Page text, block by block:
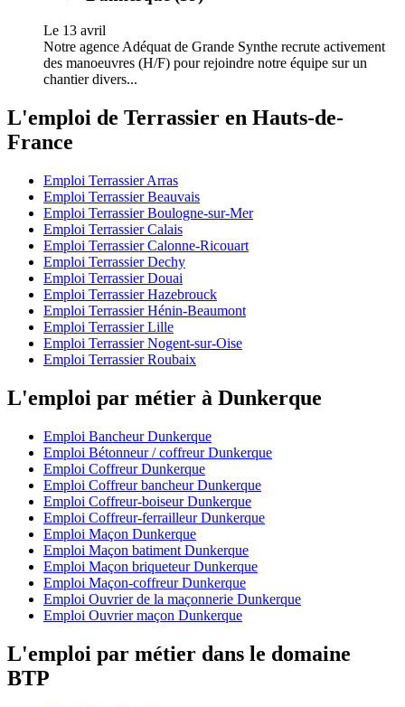
Le 13 avril
Notre agence Adéquat de Grande Synthe recrute activement
des manoeuvres (H/F) pour rejoindre notre équipe sur un
chantier divers...
L'emploi de Terrassier en Hauts-de-
France
Emploi Terrassier Arras
Emploi Terrassier Beauvais
Emploi Terrassier Boulogne-sur-Mer
Emploi Terrassier Calais
Emploi Terrassier Calonne-Ricouart
Emploi Terrassier Dechy
Emploi Terrassier Douai
Emploi Terrassier Hazebrouck
Emploi Terrassier Hénin-Beaumont
Emploi Terrassier Lille
Emploi Terrassier Nogent-sur-Oise
Emploi Terrassier Roubaix
L'emploi par métier à Dunkerque
Emploi Bancheur Dunkerque
Emploi Bétonneur / coffreur Dunkerque
Emploi Coffreur Dunkerque
Emploi Coffreur bancheur Dunkerque
Emploi Coffreur-boiseur Dunkerque
Emploi Coffreur-ferrailleur Dunkerque
Emploi Maçon Dunkerque
Emploi Maçon batiment Dunkerque
Emploi Maçon briqueteur Dunkerque
Emploi Maçon-coffreur Dunkerque
Emploi Ouvrier de la maçonnerie Dunkerque
Emploi Ouvrier maçon Dunkerque
L'emploi par métier dans le domaine
BTP